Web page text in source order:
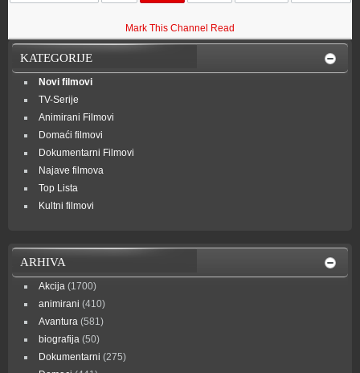
Mark This Channel Read
KATEGORIJE
Novi filmovi
TV-Serije
Animirani Filmovi
Domaći filmovi
Dokumentarni Filmovi
Najave filmova
Top Lista
Kultni filmovi
ARHIVA
Akcija (1700)
animirani (410)
Avantura (581)
biografija (50)
Dokumentarni (275)